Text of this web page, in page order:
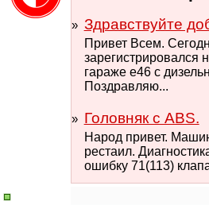
Здравствуйте
Привет Всем.
зарегистрировался
гараже e46 с
Поздравляю...
Головняк с ABS.
Народ привет.
рестаил.
ошибку 71(113)